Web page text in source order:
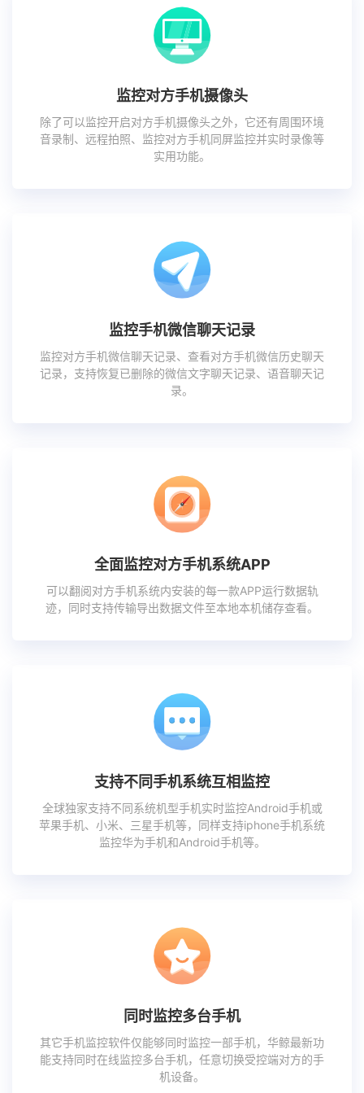
监控对方手机摄像头
除了可以监控开启对方手机摄像头之外，它还有周围环境
音录制、远程拍照、监控对方手机同屏监控并实时录像等
实用功能。
监控手机微信聊天记录
监控对方手机微信聊天记录、查看对方手机微信历史聊天
记录，支持恢复已删除的微信文字聊天记录、语音聊天记
录。
全面监控对方手机系统APP
可以翻阅对方手机系统内安装的每一款APP运行数据轨
迹，同时支持传输导出数据文件至本地本机储存查看。
支持不同手机系统互相监控
全球独家支持不同系统机型手机实时监控Android手机或
苹果手机、小米、三星手机等，同样支持iphone手机系统
监控华为手机和Android手机等。
同时监控多台手机
其它手机监控软件仅能够同时监控一部手机，华鲸最新功
能支持同时在线监控多台手机，任意切换受控端对方的手
机设备。